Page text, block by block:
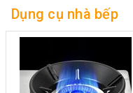
Dụng cụ nhà bếp